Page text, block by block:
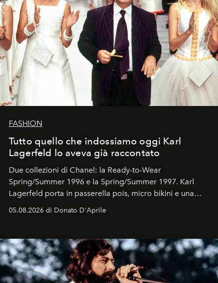
FASHION
Tutto quello che indossiamo oggi Karl
Lagerfeld lo aveva già raccontato
Due collezioni di Chanel: la Ready-to-Wear
Spring/Summer 1996 e la Spring/Summer 1997. Karl
Lagerfeld porta in passerella pois, micro bikini e una
Kate, Claudia e Carla una dietro l'altra. Trent'anni dopo,
uno dei documenti più contemporanei che abbiamo.
05.08.2026 di Donato D'Aprile